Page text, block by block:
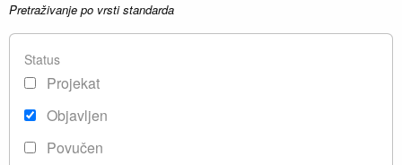
Pretraživanje po vrsti standarda
Status
Projekat
Objavljen
Povučen